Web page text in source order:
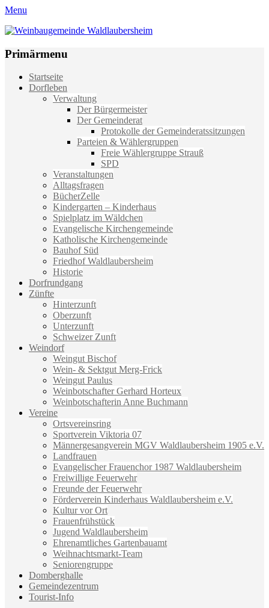
Menu
Weinbaugemeinde Waldlaubersheim
Primärmenu
Weiter
zum
Startseite
Dorfleben
Verwaltung
Der Bürgermeister
Der Gemeinderat
Protokolle der Gemeinderatssitzungen
Parteien & Wählergruppen
Freie Wählergruppe Strauß
SPD
Veranstaltungen
Alltagsfragen
BücherZelle
Kindergarten – Kinderhaus
Spielplatz im Wäldchen
Evangelische Kirchengemeinde
Katholische Kirchengemeinde
Bauhof Süd
Friedhof Waldlaubersheim
Historie
Dorfrundgang
Zünfte
Hinterzunft
Oberzunft
Unterzunft
Schweizer Zunft
Weindorf
Weingut Bischof
Wein- & Sektgut Merg-Frick
Weingut Paulus
Weinbotschafter Gerhard Horteux
Weinbotschafterin Anne Buchmann
Vereine
Ortsvereinsring
Sportverein Viktoria 07
Männergesangverein MGV Waldlaubersheim 1905 e.V.
Landfrauen
Evangelischer Frauenchor 1987 Waldlaubersheim
Freiwillige Feuerwehr
Freunde der Feuerwehr
Förderverein Kinderhaus Waldlaubersheim e.V.
Kultur vor Ort
Frauenfrühstück
Jugend Waldlaubersheim
Ehrenamtliches Gartenbauamt
Weihnachtsmarkt-Team
Seniorengruppe
Domberghalle
Gemeindezentrum
Tourist-Info